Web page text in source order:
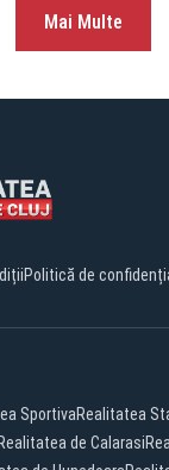
Mai Multe
Politică de
SportivaRealitatea
Realitatea de Calarasi